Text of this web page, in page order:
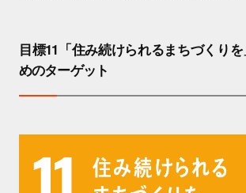
目標11「住み続けられるまちづくり
めのターゲット